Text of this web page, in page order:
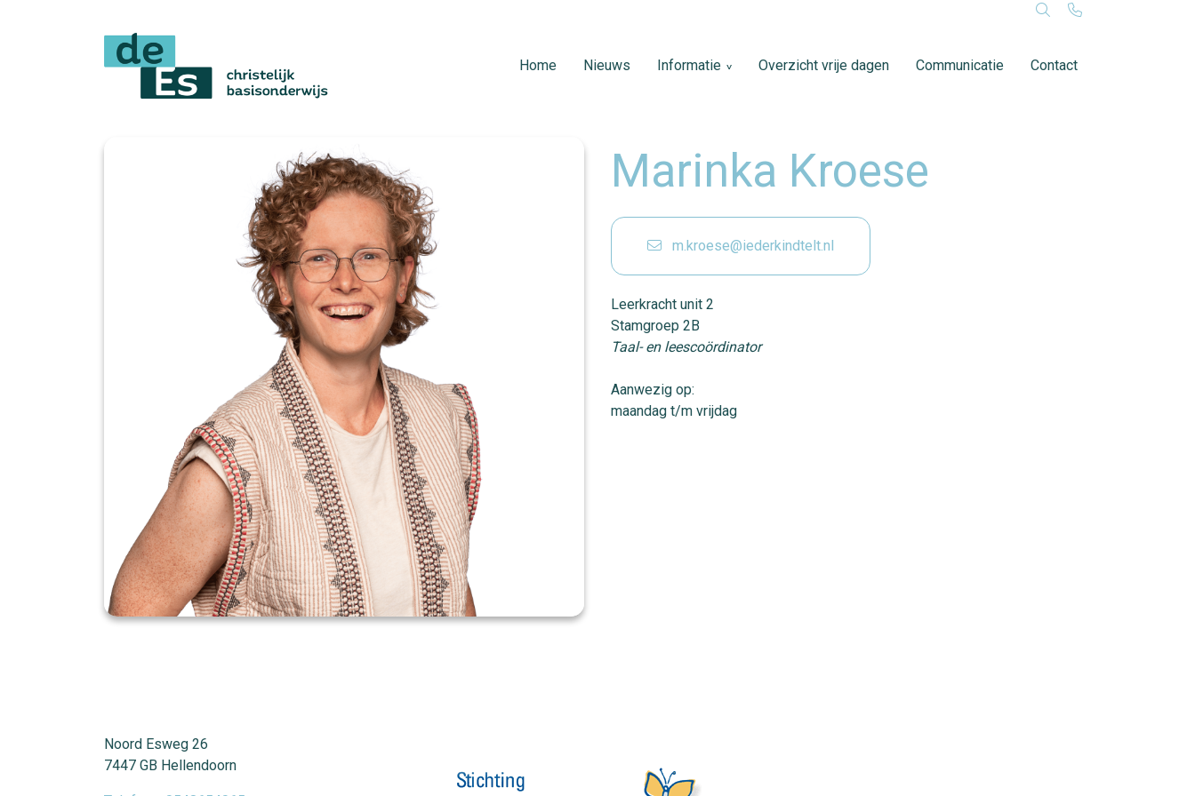
Home Nieuws Informatie Overzicht vrije dagen Communicatie Contact
Marinka Kroese
m.kroese@iederkindtelt.nl
Leerkracht unit 2
Stamgroep 2B
Taal- en leescoördinator
Aanwezig op:
maandag t/m vrijdag
Noord Esweg 26
7447 GB Hellendoorn